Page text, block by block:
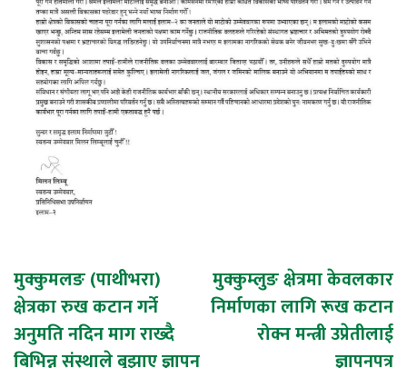
Post
navigation
मुक्कुमलङ (पाथीभरा)
क्षेत्रका रुख कटान गर्ने
अनुमति नदिन माग राख्दै
बिभिन्न संस्थाले बुझाए ज्ञापन
मुक्कुम्लुङ क्षेत्रमा केवलकार
निर्माणका लागि रूख कटान
रोक्न मन्त्री उप्रेतीलाई
ज्ञापनपत्र